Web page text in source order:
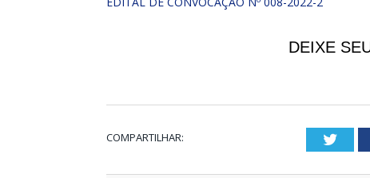
DEIXE
COMPARTILHAR: